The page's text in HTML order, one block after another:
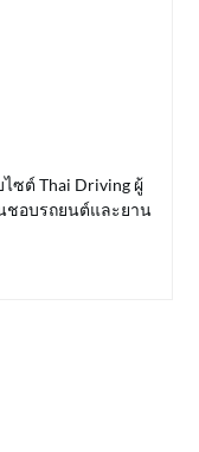
ซต์ Thai Driving ผู้
ชอบรถยนต์และยาน